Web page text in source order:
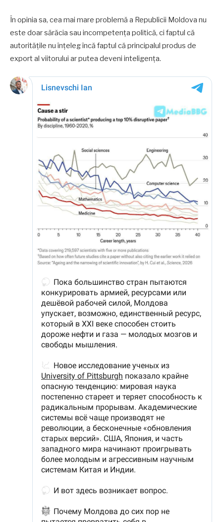
În opinia sa, cea mai mare problemă a Republicii Moldova nu
este doar sărăcia sau incompetența politică, ci faptul că
autoritățile nu înțeleg încă faptul că principalul produs de
export al viitorului ar putea deveni inteligența.